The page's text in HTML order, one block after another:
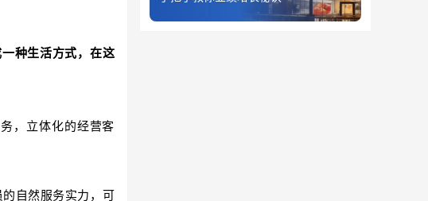
种生活方式，在这
，立体化的经营客
自然服务实力，可